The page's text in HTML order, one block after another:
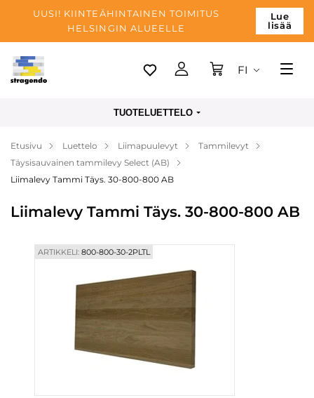
UUSI! KIINTEÄHINTAINEN TOIMITUS
HELSINGIN ALUEELLE
Lue
lisää
Tallinn
Maksu
Yrityksen
Blogi
FI
TUOTELUETTELO
Etusivu Luettelo Liimapuulevyt
Tammilevyt
Täysisauvainen tammilevy Select (AB)
Liimalevy Tammi Täys. 30-800-800 AB
Liimalevy Tammi Täys. 30-800-800 AB
ARTIKKELI:800-800-30-2PLTL